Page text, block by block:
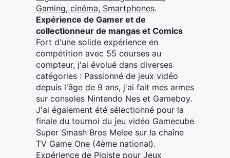
Gaming, cinéma, Smartphones.
Expérience de Gamer et de
collectionneur de mangas et Comics
Fort d'une solide expérience en
compétition avec 55 courses au
compteur, j'ai évolué dans diverses
catégories : Passionné de jeux vidéo
depuis l'âge de 9 ans, j'ai fait mes armes
sur consoles Nintendo Nes et Gameboy.
J'ai également été sélectionné pour la
finale du tournoi du jeu vidéo Gamecube
Super Smash Bros Melee sur la chaîne
TV Game One (4ème national).
Expérience de Pigiste pour Jeux